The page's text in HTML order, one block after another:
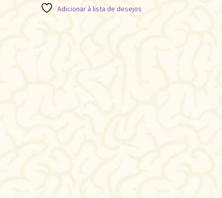
Adicionar à lista de desejos